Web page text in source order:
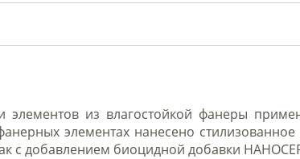
из влагостойкой фанеры
элементах нанесено
с добавлением биоцидной добавки